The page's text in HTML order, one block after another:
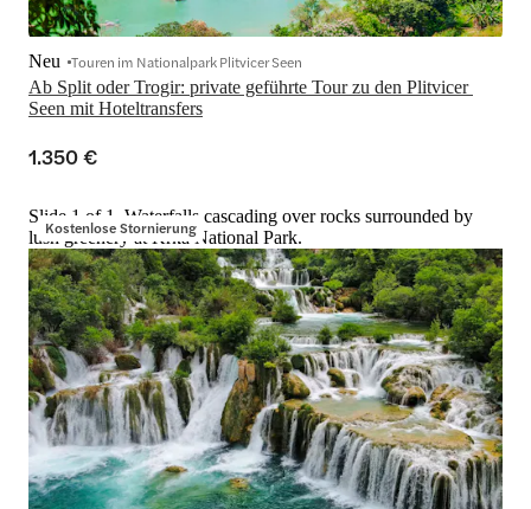
Ab Split oder Trogir: private geführte Tour zu den Plitvicer
Seen mit Hoteltransfers
Neu Touren im Nationalpark Plitvicer Seen
1.350 €
Kostenlose Stornierung
Slide 1 of 1, Waterfalls cascading over rocks surrounded by
lush greenery at Krka National Park.